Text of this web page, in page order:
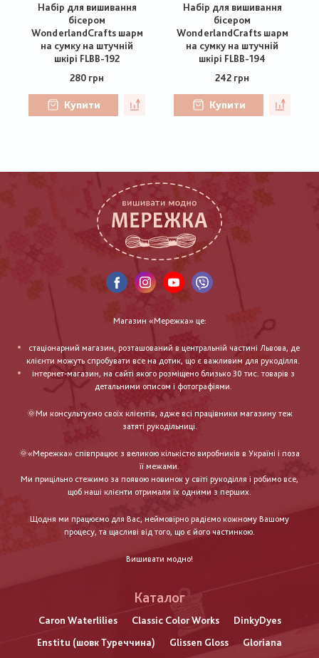
Набір для вишивання
бісером
WonderlandCrafts шарм
на сумку на штучній
шкірі FLBB-192
280 грн
Купити
Набір для вишивання
бісером
WonderlandCrafts шарм
на сумку на штучній
шкірі FLBB-194
242 грн
Купити
Магазин «Мережка» це:
стаціонарний магазин, розташований в центральній частині Львова, де
клієнти можуть спробувати все на дотик, що є важливим для рукоділля.
інтернет-магазин, на сайті якого розміщено близько 30 тис. товарів з
детальними описом і фотографіями.
🌞Ми консультуємо своїх клієнтів, адже всі працівники магазину теж
затяті рукодільниці.
🌞«Мережка» співпрацює з великою кількістю виробників в Україні і поза
її межами.
Ми прицільно стежимо за появою новинок у світі рукоділля і робимо все,
щоб наші клієнти отримали їх одними з перших.
Щодня ми працюємо для Вас, неймовірно радіємо кожному Вашому
процесу, та щасливі від того, що є його частинкою.
Вишивати модно!
Каталог
Caron Waterlilies Classic Color Works
DinkyDyes
Enstitu (шовк Туреччина)
Glissen Gloss
Gloriana